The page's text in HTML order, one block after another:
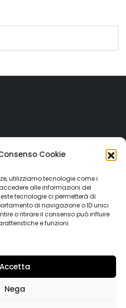
Cookie
utilizziamo tecnologie come i
alle informazioni del
tecnologie ci permetterà di
di navigazione o ID unici
o ritirare il consenso può influire
e funzioni.
Accetta
Nega